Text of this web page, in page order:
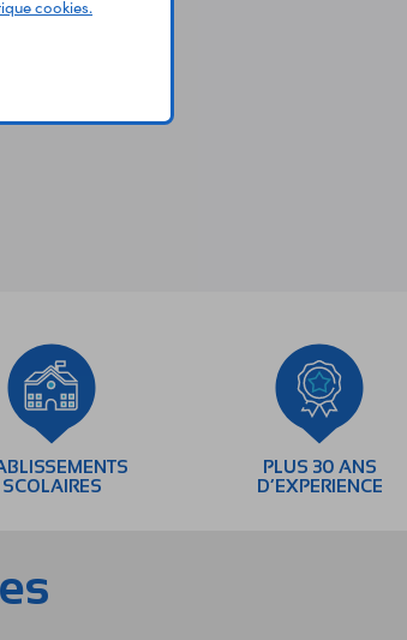
SCOLAIRES
PLUS 30 ANS
D’EXPERIENCE
cookies.